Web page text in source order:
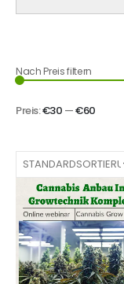
Nach Preis filtern
Preis:€30 —€60